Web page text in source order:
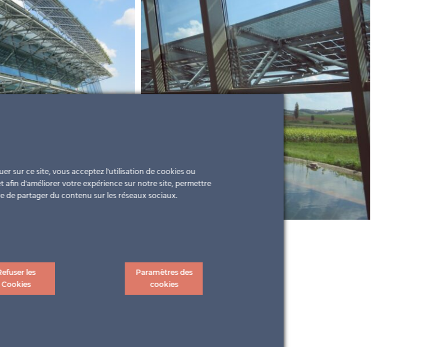
sur ce site, vous acceptez l'utilisation de cookies ou
afin d'améliorer votre expérience sur notre site, permettre
de partager du contenu sur les réseaux sociaux.
les
Cookies
Paramètres des
cookies